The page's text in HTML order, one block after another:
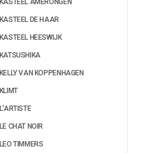
KASTEEL AMERONGEN
KASTEEL DE HAAR
KASTEEL HEESWIJK
KATSUSHIKA
KELLY VAN KOPPENHAGEN
KLIMT
L’ARTISTE
LE CHAT NOIR
LEO TIMMERS